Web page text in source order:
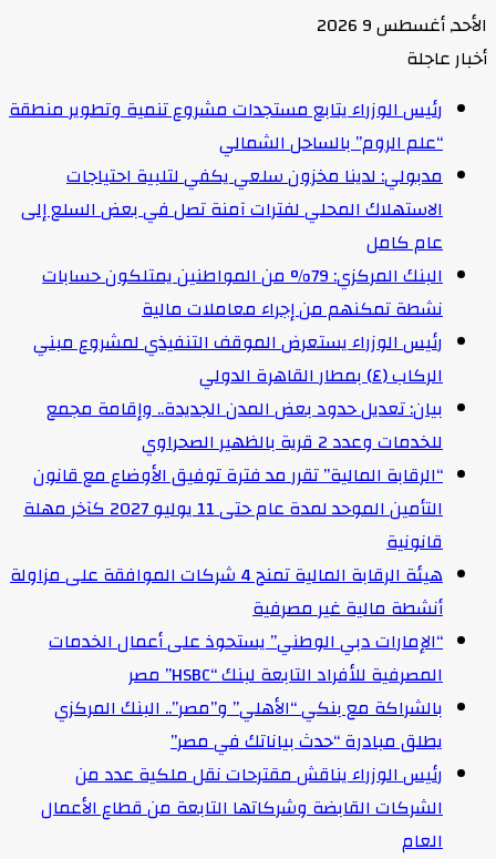
الأحد, أغسطس 9 2026
أخبار عاجلة
رئيس الوزراء يتابع مستجدات مشروع تنمية وتطوير منطقة
“علم الروم” بالساحل الشمالي
مدبولي: لدينا مخزون سلعي يكفي لتلبية احتياجات
الاستهلاك المحلي لفترات آمنة تصل في بعض السلع إلى
عام كامل
البنك المركزي: 79% من المواطنين يمتلكون حسابات
نشطة تمكنهم من إجراء معاملات مالية
رئيس الوزراء يستعرض الموقف التنفيذي لمشروع مبني
الركاب (٤) بمطار القاهرة الدولي
بيان: تعديل حدود بعض المدن الجديدة.. وإقامة مجمع
للخدمات وعدد 2 قرية بالظهير الصحراوي
“الرقابة المالية” تقرر مد فترة توفيق الأوضاع مع قانون
التأمين الموحد لمدة عام حتى 11 يوليو 2027 كآخر مهلة
قانونية
هيئة الرقابة المالية تمنح 4 شركات الموافقة على مزاولة
أنشطة مالية غير مصرفية
“الإمارات دبي الوطني” يستحوذ على أعمال الخدمات
المصرفية للأفراد التابعة لبنك “HSBC” مصر
بالشراكة مع بنكي “الأهلي” و”مصر”.. البنك المركزي
يطلق مبادرة “حدث بياناتك في مصر”
رئيس الوزراء يناقش مقترحات نقل ملكية عدد من
الشركات القابضة وشركاتها التابعة من قطاع الأعمال
العام